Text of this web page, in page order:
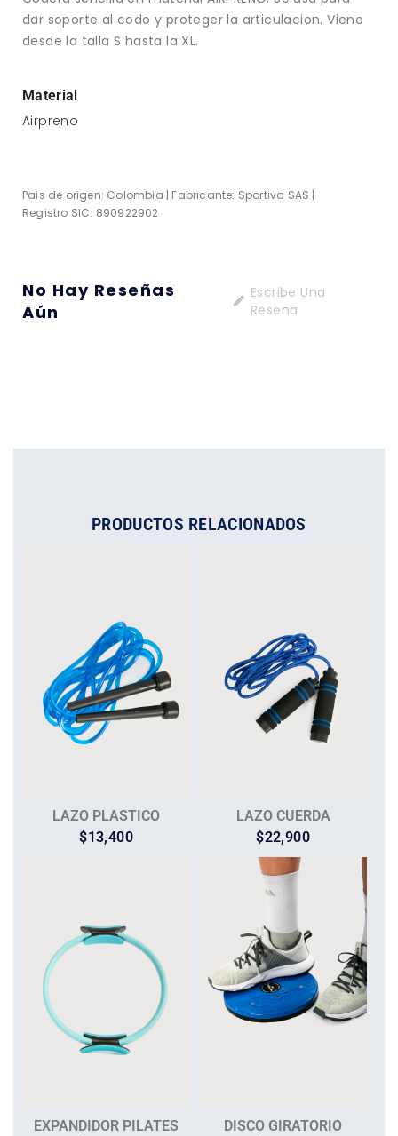
dar soporte al codo y proteger la articulacion. Viene
desde la talla S hasta la XL.
Material
Airpreno
Pais de origen: Colombia | Fabricante: Sportiva SAS |
Registro SIC: 890922902
No Hay Reseñas
Aún
Escribe Una
Reseña
PRODUCTOS RELACIONADOS
LAZO PLASTICO
$13,400
LAZO CUERDA
$22,900
EXPANDIDOR PILATES
DISCO GIRATORIO